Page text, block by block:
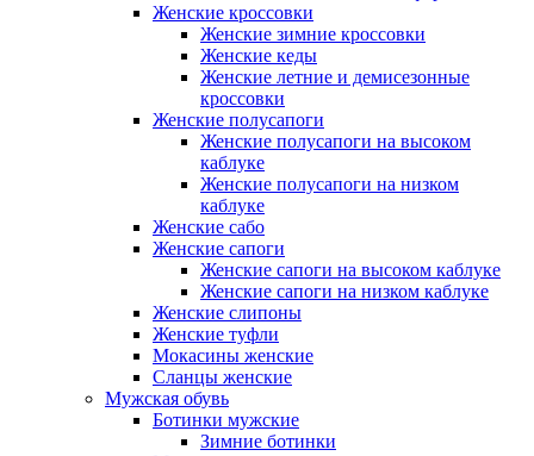
Женские кроссовки
Женские зимние кроссовки
Женские кеды
Женские летние и демисезонные
кроссовки
Женские полусапоги
Женские полусапоги на высоком
каблуке
Женские полусапоги на низком
каблуке
Женские сабо
Женские сапоги
Женские сапоги на высоком каблуке
Женские сапоги на низком каблуке
Женские слипоны
Женские туфли
Мокасины женские
Сланцы женские
Мужская обувь
Ботинки мужские
Зимние ботинки